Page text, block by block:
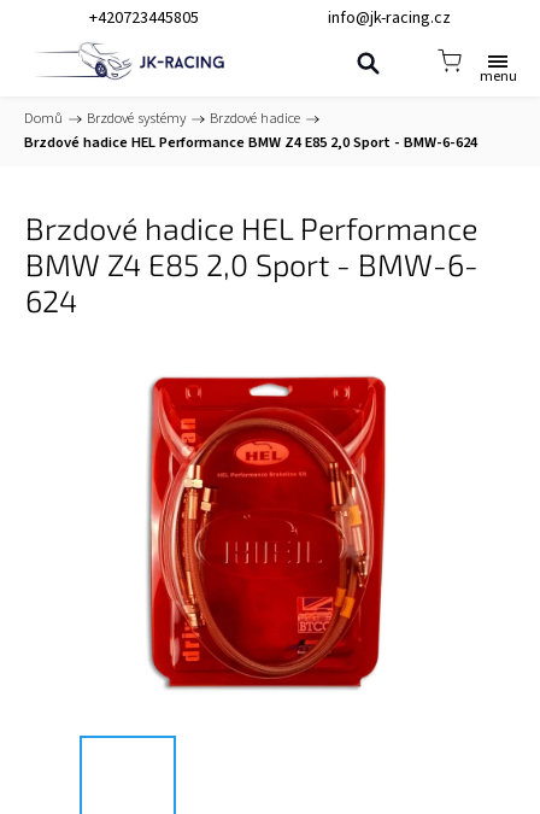
+420723445805 info@jk-racing.cz
Domů / Brzdové systémy / Brzdové hadice /
Brzdové hadice HEL Performance BMW Z4 E85 2,0 Sport - BMW-6-624
Brzdové hadice HEL Performance
BMW Z4 E85 2,0 Sport - BMW-6-
624